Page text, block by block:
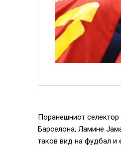
Поранешниот селектор
Барселона, Ламине
таков вид на фудбал и